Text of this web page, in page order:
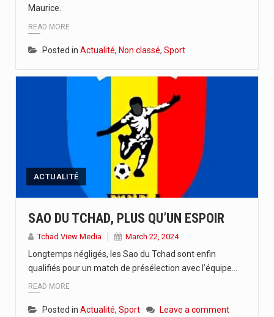
Maurice.
READ MORE
Posted in Actualité, Non classé, Sport
ACTUALITÉ
SAO DU TCHAD, PLUS QU’UN ESPOIR
Tchad View Media March 22, 2024
Longtemps négligés, les Sao du Tchad sont enfin
qualifiés pour un match de présélection avec l’équipe…
READ MORE
Posted in Actualité, Sport Leave a comment